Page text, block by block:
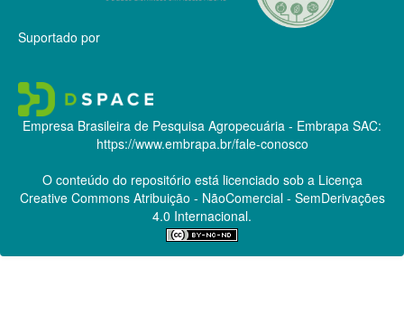
Suportado por
Empresa Brasileira de Pesquisa Agropecuária - Embrapa SAC:
https://www.embrapa.br/fale-conosco
O conteúdo do repositório está licenciado sob a Licença
Creative CommonsAtribuição - NãoComercial - SemDerivações
4.0 Internacional.